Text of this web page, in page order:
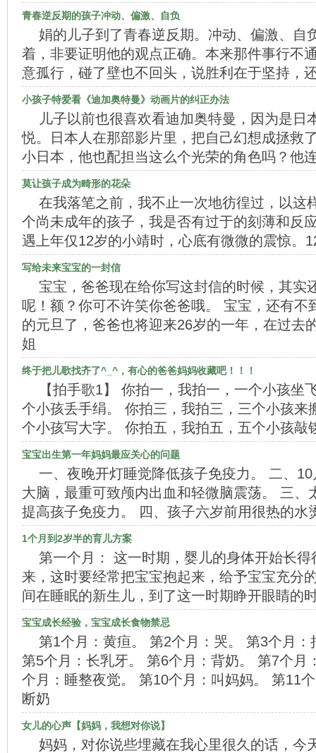
青春逆反期的孩子冲动、偏激、自负
娟的儿子到了青春逆反期。冲动、偏激、自
着，非要证明他的观点正确。本来那件事行不
意孤行，碰了壁也不回头，说胜利在于坚持，
小孩子特爱看《迪加奥特曼》动画片的纠正办法
儿子以前也很喜欢看迪加奥特曼，因为是日
悦。日本人在那部影片里，把自己幻想成拯救
小日本，他也配担当这么个光荣的角色吗？他
莫让孩子成为畸形的花朵
在我落笔之前，我不止一次地彷徨过，以这
个尚未成年的孩子，我是否有过于的刻薄和反
遇上年仅12岁的小靖时，心底有微微的震惊。
写给未来宝宝的一封信
宝宝，爸爸现在给你写这封信的时候，其实
呢！额？你可不许笑你爸爸哦。 宝宝，还有不
的元旦了，爸爸也将迎来26岁的一年，在过去
姐
终于把儿歌找齐了^_^，有心的爸爸妈妈收藏吧！！！
【拍手歌1】 你拍一，我拍一，一个小孩坐
个小孩丢手绢。 你拍三，我拍三，三个小孩来
个小孩写大字。 你拍五，我拍五，五个小孩敲
宝宝出生第一年妈妈最应关心的问题
一、夜晚开灯睡觉降低孩子免疫力。 二、
大脑，最重可致颅内出血和轻微脑震荡。 三、
提高孩子免疫力。 四、孩子六岁前用很热的水
1个月到2岁半的育儿方案
第一个月： 这一时期，婴儿的身体开始长
来，这时要经常把宝宝抱起来，给予宝宝充分
间在睡眠的新生儿，到了这一时期睁开眼睛的
宝宝成长经验，宝宝成长食物禁忌
第1个月：黄疸。 第2个月：哭。 第3个月
第5个月：长乳牙。 第6个月：背奶。 第7个月
个月：睡整夜觉。 第10个月：叫妈妈。 第11
断奶
女儿的心声【妈妈，我想对你说】
妈妈，对你说些埋藏在我心里很久的话，今